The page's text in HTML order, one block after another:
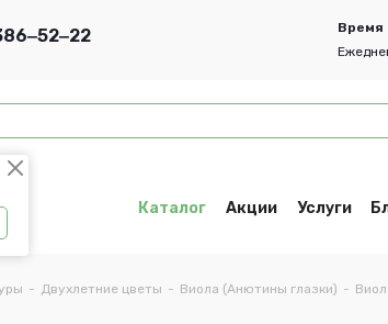
Время
Каталог Акции Услуги
- Двухлетние цветы - Виола (Анютины глазки) -